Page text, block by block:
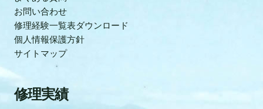
お問い合わせ
修理経験一覧表ダウンロード
個人情報保護方針
サイトマップ
修理実績